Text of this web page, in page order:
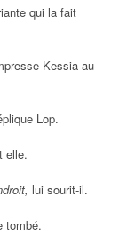
qui la fait
Kessia au
Lop.
elle.
lui sourit-il.
tombé.